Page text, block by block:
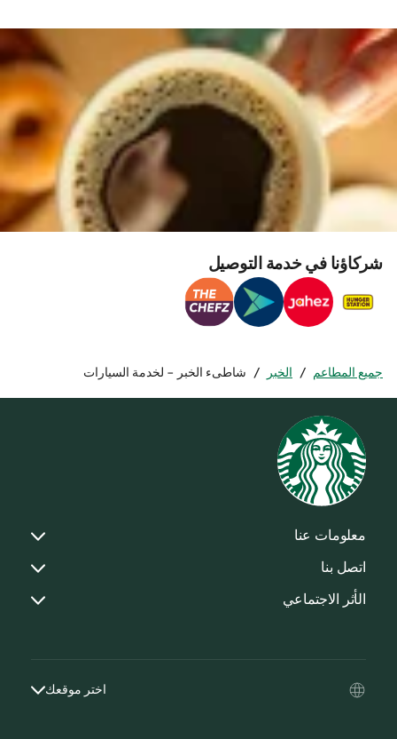
شركاؤنا في خدمة التوصيل
جميع المطاعم / الخبر / شاطىء الخبر - لخدمة السيارات
معلومات عنا
اتصل بنا
الأثر الاجتماعي
اختر موقعك